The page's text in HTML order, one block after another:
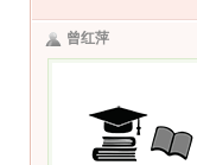
曾红萍